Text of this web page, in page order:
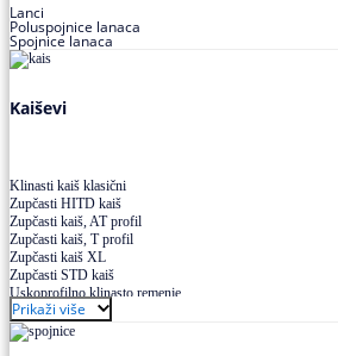
Lanci
Poluspojnice lanaca
Spojnice lanaca
Kaiševi
Klinasti kaiš klasični
Zupčasti HITD kaiš
Zupčasti kaiš, AT profil
Zupčasti kaiš, T profil
Zupčasti kaiš XL
Zupčasti STD kaiš
Uskoprofilno klinasto remenje
Uskoprofilno klinasto remenje spojeno
Uskoprofilno klinasto remenje XP extra power
Višekanalno remenje PJ,PK
Prikaži više